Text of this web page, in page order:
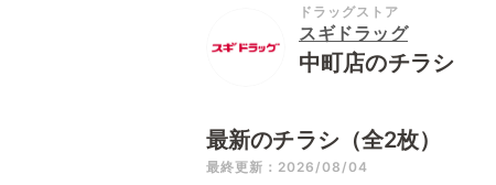
ドラッグストア
スギドラッグ
中町店のチラシ
最新のチラシ（全2枚）
最終更新：2026/08/04